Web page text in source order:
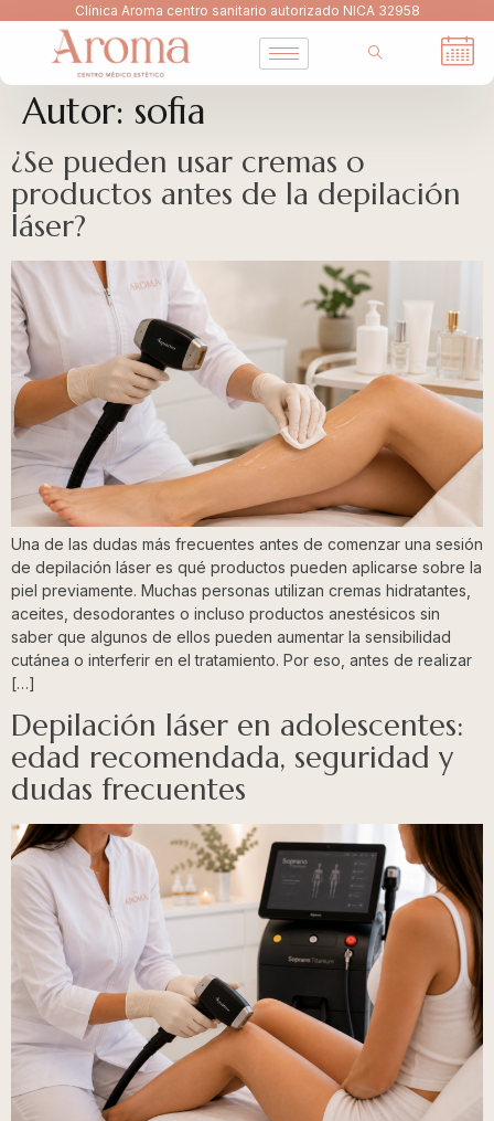
Clínica Aroma centro sanitario autorizado NICA 32958
Autor: sofia
¿Se pueden usar cremas o
productos antes de la depilación
láser?
Una de las dudas más frecuentes antes de comenzar una sesión
de depilación láser es qué productos pueden aplicarse sobre la
piel previamente. Muchas personas utilizan cremas hidratantes,
aceites, desodorantes o incluso productos anestésicos sin
saber que algunos de ellos pueden aumentar la sensibilidad
cutánea o interferir en el tratamiento. Por eso, antes de realizar
[…]
Depilación láser en adolescentes:
edad recomendada, seguridad y
dudas frecuentes